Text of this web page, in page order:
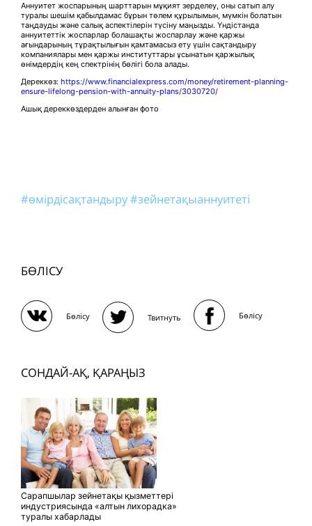
Аннуитет жоспарының шарттарын мұқият зерделеу, оны сатып алу
туралы шешім қабылдамас бұрын төлем құрылымын, мүмкін болатын
таңдауды және салық аспектілерін түсіну маңызды. Үндістанда
аннуитеттік жоспарлар болашақты жоспарлау және қаржы
ағындарының тұрақтылығын қамтамасыз ету үшін сақтандыру
компаниялары мен қаржы институттары ұсынатын қаржылық
өнімдердің кең спектрінің бөлігі бола алады.
Дереккөз: https://www.financialexpress.com/money/retirement-planning-
ensure-lifelong-pension-with-annuity-plans/3030720/
Ашық дереккөздерден алынған фото
#өмірдісақтандыру#зейнетақыаннуитеті
БӨЛІСУ
Бөлісу Твитнуть Бөлісу
СОНДАЙ-АҚ, ҚАРАҢЫЗ
Сарапшылар зейнетақы қызметтері
индустриясында «алтын лихорадка»
туралы хабарлады